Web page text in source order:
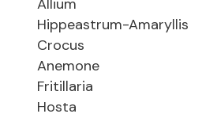
Allium
Hippeastrum-Amaryllis
Crocus
Anemone
Fritillaria
Hosta